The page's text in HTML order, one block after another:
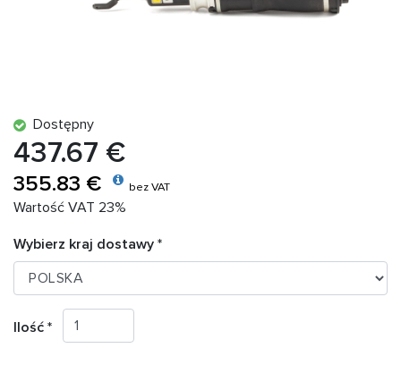
Dostępny
437.67 €
355.83 € bez VAT
Wartość VAT 23%
Wybierz kraj dostawy *
Ilość *